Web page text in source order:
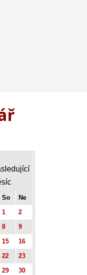
So
Ne
1
2
8
9
15
16
22
23
29
30